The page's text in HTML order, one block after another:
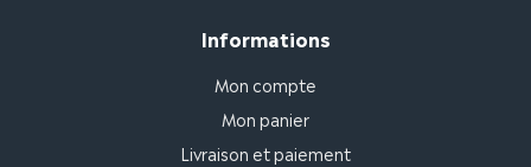
Informations
Mon compte
Mon panier
Livraison et paiement